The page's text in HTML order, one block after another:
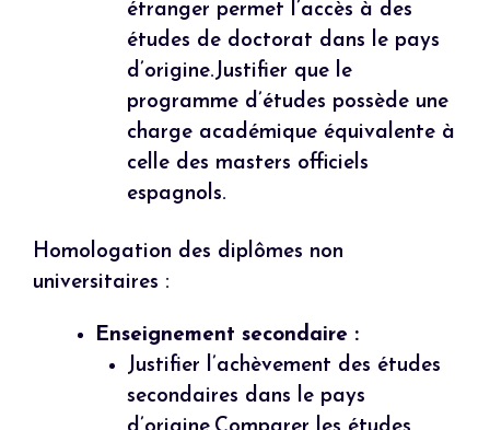
étranger permet l’accès à des
études de doctorat dans le pays
d’origine.Justifier que le
programme d’études possède une
charge académique équivalente à
celle des masters officiels
espagnols.
Homologation des diplômes non
universitaires :
Enseignement secondaire :
Justifier l’achèvement des études
secondaires dans le pays